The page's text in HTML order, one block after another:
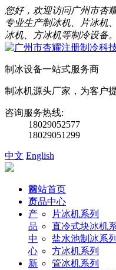
您好，欢迎访问广州市杏
专业生产制冰机、片冰机
冰机、方冰机等制冷设备。
制冰设备一站式服务商
制冰机源头厂家，为客户
咨询服务热线:
18029052577
18029051299
中文 English
首
页
产
品
中
心
新
网站首页
产品中心
片冰机系列
直冷式块冰机
盐水池制冰系列
方冰机系列
管冰机系列